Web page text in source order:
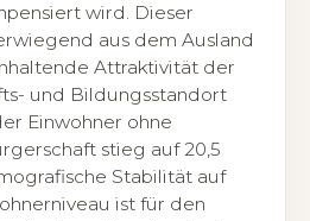
wird. Dieser
aus dem Ausland
Attraktivität der
und Bildungsstandort
Einwohner ohne
stieg auf 20,5
Stabilität auf
ist für den